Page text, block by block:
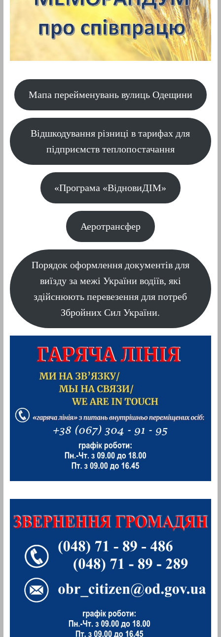
Мапа перейменувань вулиць Одещини
Відшкодування різниці в тарифах для
підприємств теплопостачання
«Програма «ВідновиДІМ»
Аеротрансфер
Порядок оформлення документів для
виїзду за межі України водіїв, які
здійснюють перевезення для потреб
Збройних Сил України.